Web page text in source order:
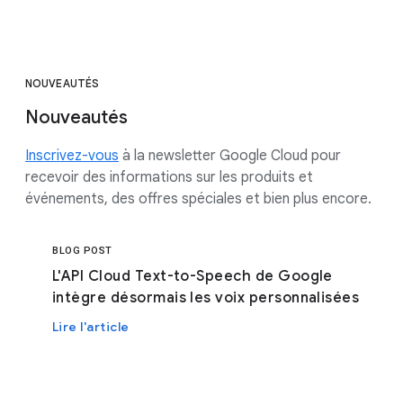
NOUVEAUTÉS
Nouveautés
Inscrivez-vous à la newsletter Google Cloud pour
recevoir des informations sur les produits et
événements, des offres spéciales et bien plus encore.
BLOG POST
L'API Cloud Text-to-Speech de Google
intègre désormais les voix personnalisées
Lire l'article